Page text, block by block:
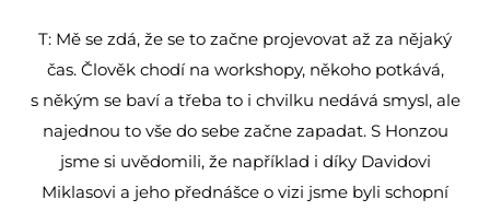
T: Mě se zdá, že se to začne projevovat až za nějaký
čas. Člověk chodí na workshopy, někoho potkává,
s někým se baví a třeba to i chvilku nedává smysl, ale
najednou to vše do sebe začne zapadat. S Honzou
jsme si uvědomili, že například i díky Davidovi
Miklasovi a jeho přednášce o vizi jsme byli schopní